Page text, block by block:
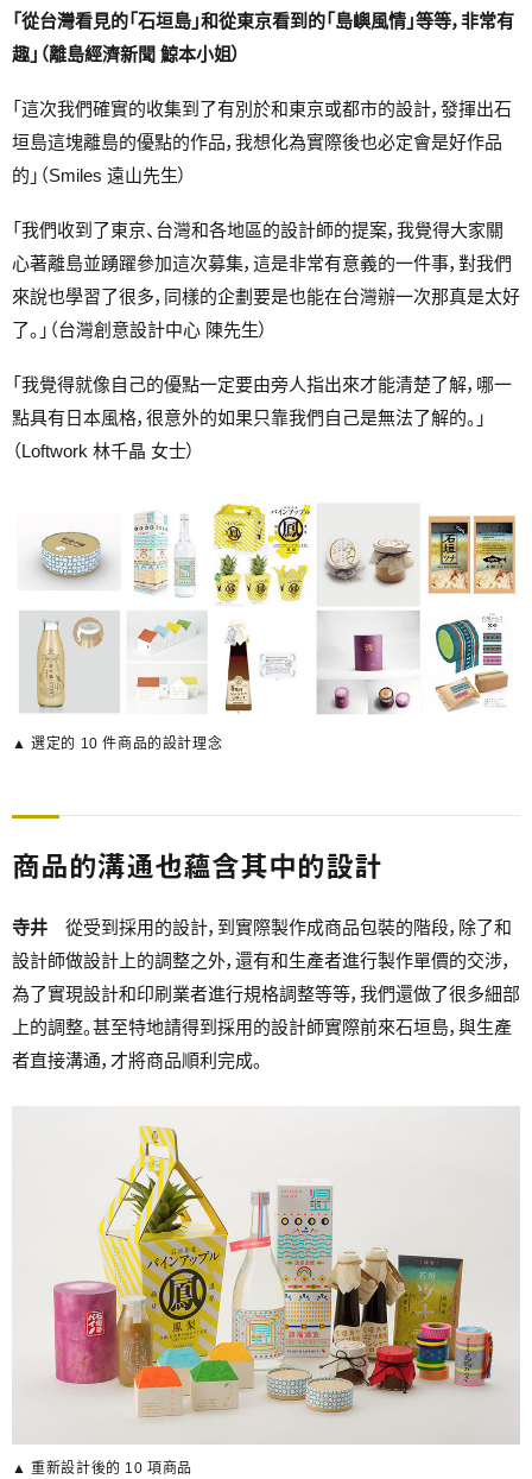
「從台灣看見的「石垣島」和從東京看到的「島嶼風情」等等，非常有
趣」（離島經濟新聞 鯨本小姐）
「這次我們確實的收集到了有別於和東京或都市的設計，發揮出石
垣島這塊離島的優點的作品，我想化為實際後也必定會是好作品
的」（Smiles 遠山先生）
「我們收到了東京、台灣和各地區的設計師的提案，我覺得大家關
心著離島並踴躍參加這次募集，這是非常有意義的一件事，對我們
來說也學習了很多，同樣的企劃要是也能在台灣辦一次那真是太好
了。」（台灣創意設計中心 陳先生）
「我覺得就像自己的優點一定要由旁人指出來才能清楚了解，哪一
點具有日本風格，很意外的如果只靠我們自己是無法了解的。」
（Loftwork 林千晶 女士）
▲ 選定的 10 件商品的設計理念
商品的溝通也蘊含其中的設計
寺井 從受到採用的設計，到實際製作成商品包裝的階段，除了和
設計師做設計上的調整之外，還有和生產者進行製作單價的交涉，
為了實現設計和印刷業者進行規格調整等等，我們還做了很多細部
上的調整。甚至特地請得到採用的設計師實際前來石垣島，與生產
者直接溝通，才將商品順利完成。
▲ 重新設計後的 10 項商品